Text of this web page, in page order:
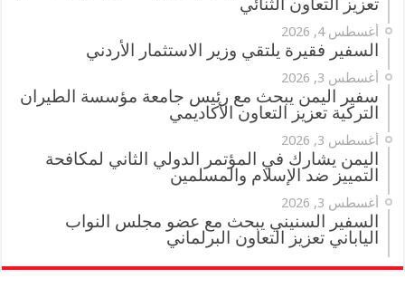
تعزيز التعاون الثنائي
أغسطس 4, 2026
السفير فقيرة يلتقي وزير الاستثمار الأردني
أغسطس 3, 2026
سفير اليمن يبحث مع رئيس جامعة مؤسسة الطيران
التركية تعزيز التعاون الأكاديمي
أغسطس 3, 2026
اليمن يشارك في المؤتمر الدولي الثاني لمكافحة
التمييز ضد الإسلام والمسلمين
أغسطس 3, 2026
السفير السنيني يبحث مع عضو مجلس النواب
الياباني تعزيز التعاون البرلماني